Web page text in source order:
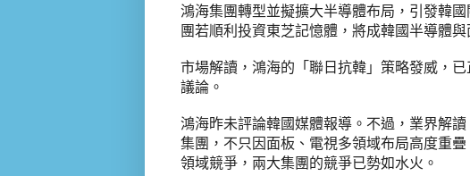
鴻海集團轉型並擬擴大半導體布局，引發韓
團若順利投資東芝記憶體，將成韓國半導體與
市場解讀，鴻海的「聯日抗韓」策略發威，
議論。
鴻海昨未評論韓國媒體報導。不過，業界解
集團，不只因面板、電視多領域布局高度重
領域競爭，兩大集團的競爭已勢如水火。